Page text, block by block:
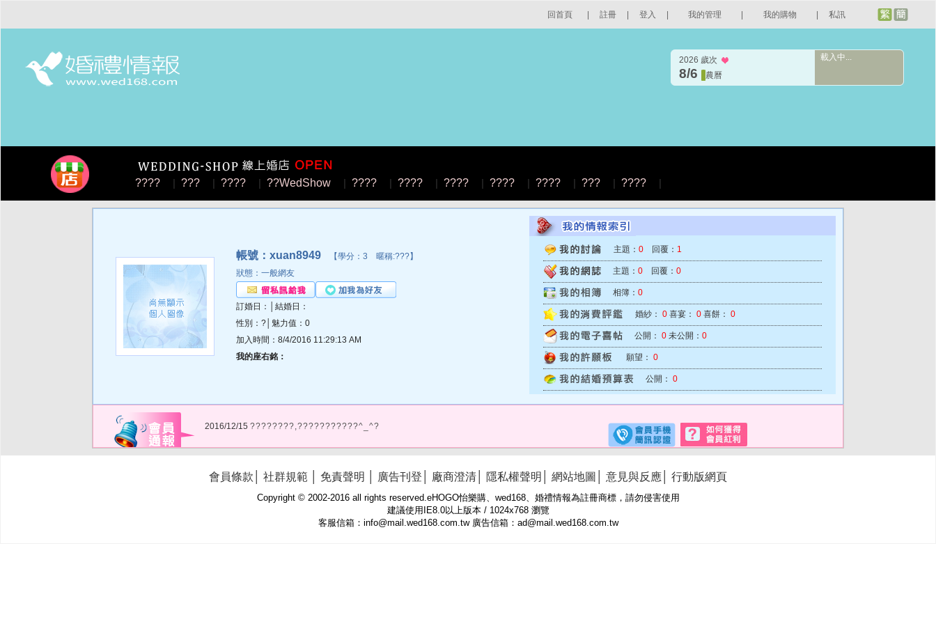
回首頁 註冊 登入 我的管理 我的購物 私訊
2026 歲次
8/6 農曆
載入中...
???? | ??? | ???? | ??WedShow | ???? | ???? | ???? | ???? | ???? | ??? | ???? |
帳號：xuan8949 【學分：3 暱稱:???】
狀態：一般網友
訂婚日：│結婚日：
性別：?│魅力值：0
加入時間：8/4/2016 11:29:13 AM
我的座右銘：
主題： 0 回覆： 1
主題： 0 回覆： 0
相簿： 0
婚紗： 0 喜宴： 0 喜餅： 0
公開： 0 未公開： 0
願望： 0
公開： 0
2016/12/15 ????????,???????????^_^?
會員條款 社群規範 免責聲明 廣告刊登 廠商澄清 隱私權聲明 網站地圖 意見與反應 行動版網頁
Copyright © 2002-2016 all rights reserved.eHOGO怡樂購、wed168、婚禮情報為註冊商標，請勿侵害使用
建議使用IE8.0以上版本 / 1024x768 瀏覽
客服信箱：info@mail.wed168.com.tw 廣告信箱：ad@mail.wed168.com.tw